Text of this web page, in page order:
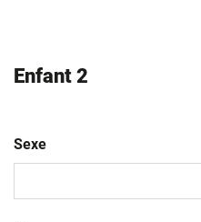
Enfant 2
Sexe